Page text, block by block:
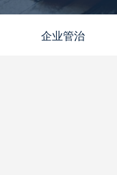
企业管治